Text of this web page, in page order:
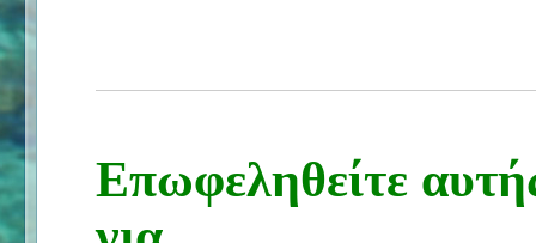
Επωφεληθείτε